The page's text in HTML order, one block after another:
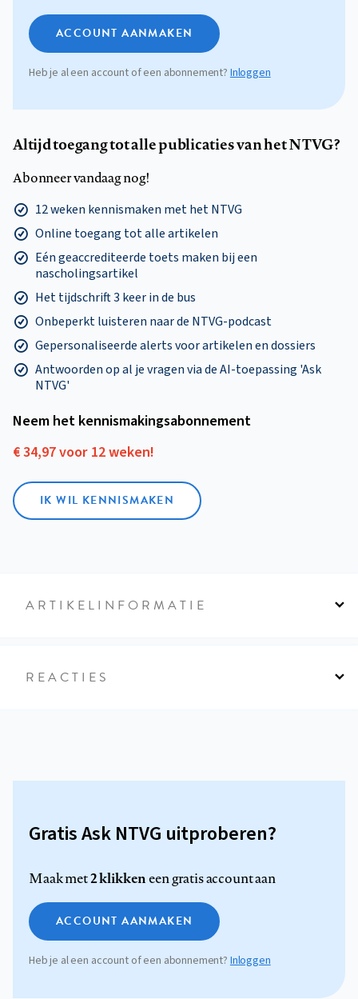
ACCOUNT AANMAKEN
Heb je al een account of een abonnement? Inloggen
Altijd toegang tot alle publicaties van het NTVG?
Abonneer vandaag nog!
12 weken kennismaken met het NTVG
Online toegang tot alle artikelen
Eén geaccrediteerde toets maken bij een
nascholingsartikel
Het tijdschrift 3 keer in de bus
Onbeperkt luisteren naar de NTVG-podcast
Gepersonaliseerde alerts voor artikelen en dossiers
Antwoorden op al je vragen via de AI-toepassing 'Ask
NTVG'
Neem het kennismakings­abonnement
€ 34,97 voor 12 weken!
IK WIL KENNISMAKEN
ARTIKELINFORMATIE
REACTIES
Gratis Ask NTVG uitproberen?
Maak met2 klikkeneen gratis account aan
ACCOUNT AANMAKEN
Heb je al een account of een abonnement?Inloggen